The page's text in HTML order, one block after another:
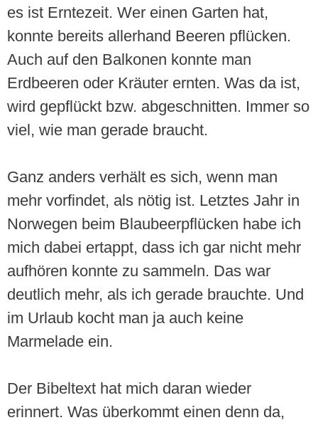
es ist Erntezeit. Wer einen Garten hat,
konnte bereits allerhand Beeren pflücken.
Auch auf den Balkonen konnte man
Erdbeeren oder Kräuter ernten. Was da ist,
wird gepflückt bzw. abgeschnitten. Immer so
viel, wie man gerade braucht.
Ganz anders verhält es sich, wenn man
mehr vorfindet, als nötig ist. Letztes Jahr in
Norwegen beim Blaubeerpflücken habe ich
mich dabei ertappt, dass ich gar nicht mehr
aufhören konnte zu sammeln. Das war
deutlich mehr, als ich gerade brauchte. Und
im Urlaub kocht man ja auch keine
Marmelade ein.
Der Bibeltext hat mich daran wieder
erinnert. Was überkommt einen denn da,